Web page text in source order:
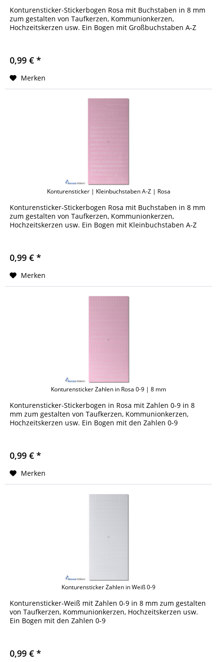
Konturensticker-Stickerbogen Rosa mit Buchstaben in 8 mm
zum gestalten von Taufkerzen, Kommunionkerzen,
Hochzeitskerzen usw. Ein Bogen mit Großbuchstaben A-Z
0,99 € *
Merken
Konturensticker | Kleinbuchstaben A-Z | Rosa
Konturensticker-Stickerbogen Rosa mit Buchstaben in 8 mm
zum gestalten von Taufkerzen, Kommunionkerzen,
Hochzeitskerzen usw. Ein Bogen mit Kleinbuchstaben A-Z
0,99 € *
Merken
Konturensticker Zahlen in Rosa 0-9 | 8 mm
Konturensticker-Stickerbogen in Rosa mit Zahlen 0-9 in 8
mm zum gestalten von Taufkerzen, Kommunionkerzen,
Hochzeitskerzen usw. Ein Bogen mit den Zahlen 0-9
0,99 € *
Merken
Konturensticker Zahlen in Weiß 0-9
Konturensticker-Weiß mit Zahlen 0-9 in 8 mm zum gestalten
von Taufkerzen, Kommunionkerzen, Hochzeitskerzen usw.
Ein Bogen mit den Zahlen 0-9
0,99 € *